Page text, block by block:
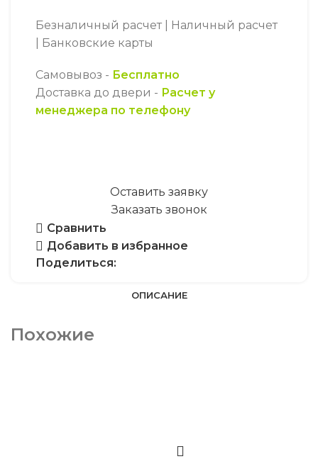
Безналичный расчет | Наличный расчет
| Банковские карты
Самовывоз - Бесплатно
Доставка до двери - Расчет у
менеджера по телефону
Оставить заявку
Заказать звонок
Сравнить
Добавить в избранное
Поделиться:
ОПИСАНИЕ
Похожие